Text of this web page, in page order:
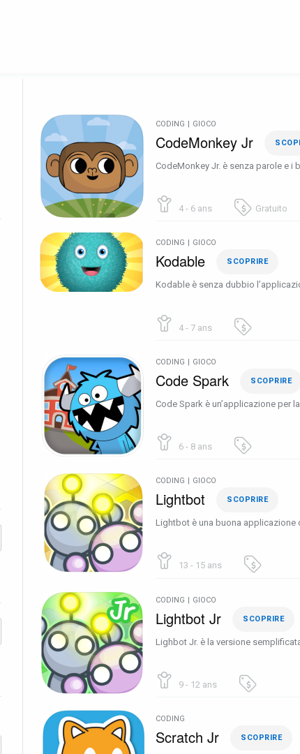
CODING | GIOCO
CodeMonkey Jr
CodeMonkey Jr. è senza parole e
4 - 6 ans Gratuito
CODING GIOCO
Kodable SCOPRIRE
Kodable è senza dubbio
4 - 7 ans
CODING | GIOCO
Code Spark SCOPRIRE
Code Spark è un’applicazione per
6 - 8 ans
CODING GIOCO
Lightbot SCOPRIRE
Lightbot è una buona
13 - 15 ans
CODING | GIOCO
Lightbot Jr SCOPRIRE
Lighbot Jr. è la versione
9 - 12 ans
CODING
Scratch Jr SCOPRIRE